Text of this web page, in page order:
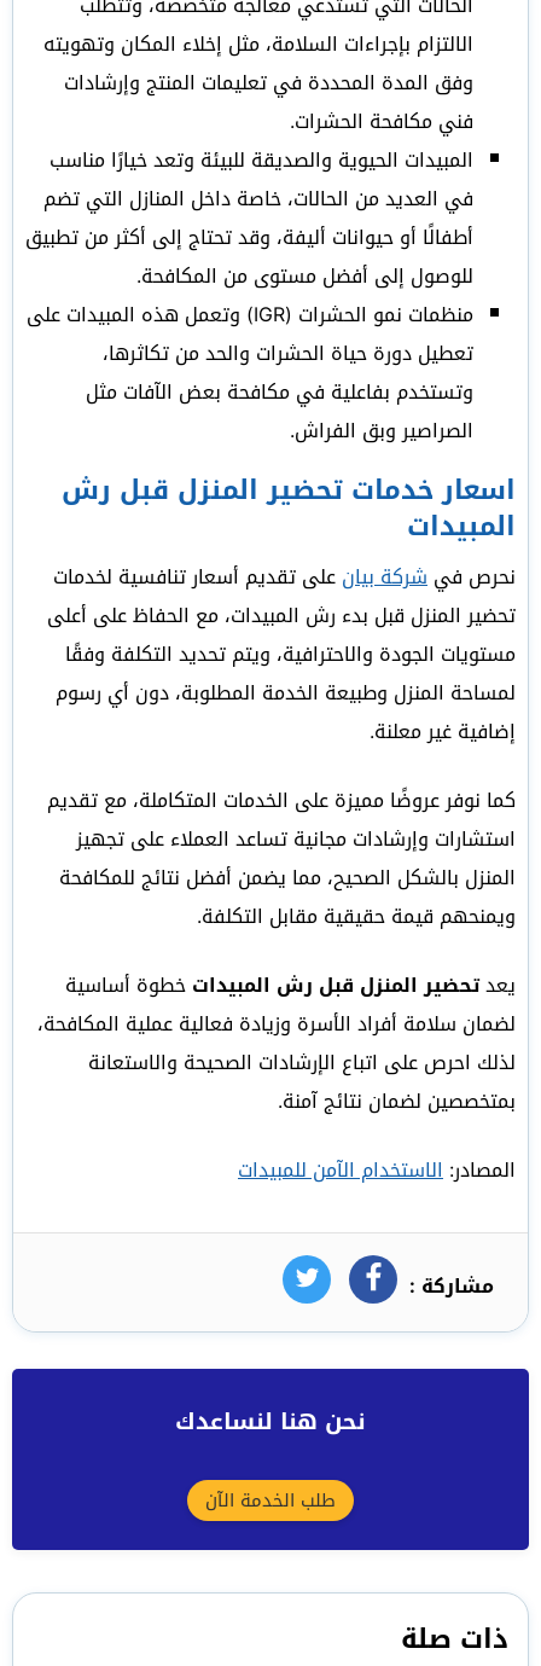
الالتزام بإجراءات السلامة، مثل إخلاء المكان وتهويته
وفق المدة المحددة في تعليمات المنتج وإرشادات
فني مكافحة الحشرات.
المبيدات الحيوية والصديقة للبيئة وتعد خيارًا مناسب
في العديد من الحالات، خاصة داخل المنازل التي تضم
أطفالًا أو حيوانات أليفة، وقد تحتاج إلى أكثر من تطبيق
للوصول إلى أفضل مستوى من المكافحة.
منظمات نمو الحشرات (IGR) وتعمل هذه المبيدات على
تعطيل دورة حياة الحشرات والحد من تكاثرها،
وتستخدم بفاعلية في مكافحة بعض الآفات مثل
الصراصير وبق الفراش.
اسعار خدمات تحضير المنزل قبل رش
المبيدات
نحرص فيشركة بيانعلى تقديم أسعار تنافسية لخدمات
تحضير المنزل قبل بدء رش المبيدات، مع الحفاظ على أعلى
مستويات الجودة والاحترافية، ويتم تحديد التكلفة وفقًا
لمساحة المنزل وطبيعة الخدمة المطلوبة، دون أي رسوم
إضافية غير معلنة.
كما نوفر عروضًا مميزة على الخدمات المتكاملة، مع تقديم
استشارات وإرشادات مجانية تساعد العملاء على تجهيز
المنزل بالشكل الصحيح، مما يضمن أفضل نتائج للمكافحة
ويمنحهم قيمة حقيقية مقابل التكلفة.
يعدتحضير المنزل قبل رش المبيداتخطوة أساسية
لضمان سلامة أفراد الأسرة وزيادة فعالية عملية المكافحة،
لذلك احرص على اتباع الإرشادات الصحيحة والاستعانة
بمتخصصين لضمان نتائج آمنة.
المصادر:الاستخدام الآمن للمبيدات
مشاركة : فيسبوكتويتر
نحن هنا لنساعدك
طلب الخدمة الآن
ذات صلة